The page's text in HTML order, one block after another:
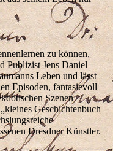
zu kön­nen,
Publizist Jens Daniel
Le­ben und lässt
Epi­soden, fantasievoll
Szenen
Geschichtenbuch
Dresdner Künstler.